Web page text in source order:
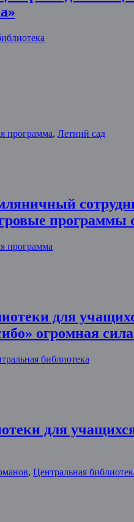
программа, Летний сад
программы
программа
для
огромная
библиотека
для
, Центральная